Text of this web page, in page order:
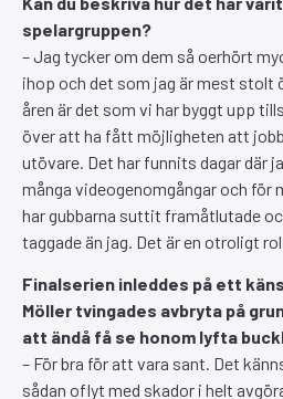
spelargruppen?
– Jag tycker om dem så oerhört
ihop och det som jag är mest stolt
åren är det som vi har byggt upp
över att ha fått möjligheten att
utövare. Det har funnits dagar där
många videogenomgångar och för
har gubbarna suttit framåtlutade
taggade än jag. Det är en otroligt
Finalserien inleddes på ett
Möller tvingades avbryta på
att ändå få se honom lyfta
– För bra för att vara sant. Det
sådan oflyt med skador i helt